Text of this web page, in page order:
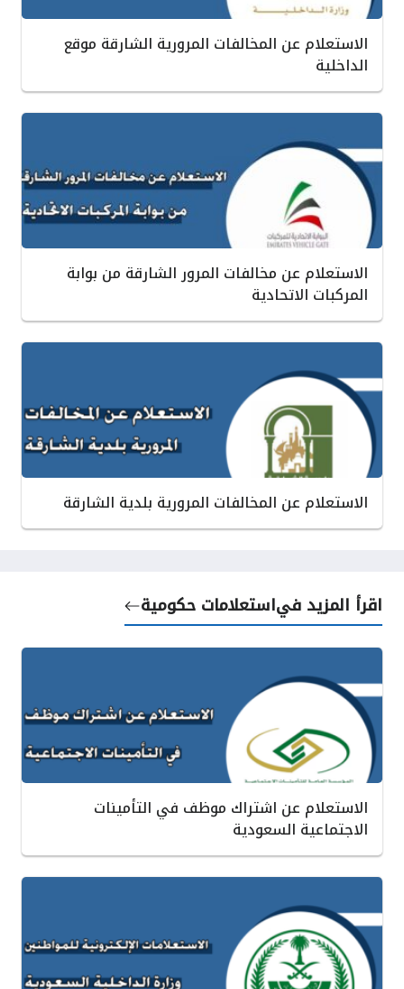
الاستعلام عن المخالفات المرورية الشارقة موقع
الداخلية
الاستعلام عن مخالفات المرور الشارقة من بوابة
المركبات الاتحادية
الاستعلام عن المخالفات المرورية بلدية الشارقة
اقرأ المزيد فياستعلامات حكومية
الاستعلام عن اشتراك موظف في التأمينات
الاجتماعية السعودية